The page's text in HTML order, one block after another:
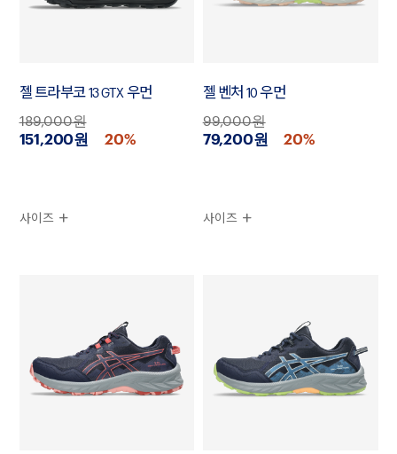
젤 트라부코 13 GTX 우먼
189,000원
151,200원 20%
사이즈
젤 벤처 10 우먼
99,000원
79,200원 20%
사이즈